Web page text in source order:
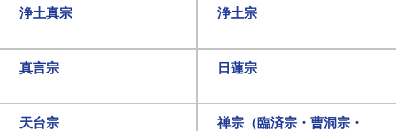
浄土真宗 浄土宗
真言宗 日蓮宗
天台宗
禅宗（臨済宗・曹洞宗・